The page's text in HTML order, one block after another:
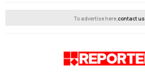
To advertise here,contact us